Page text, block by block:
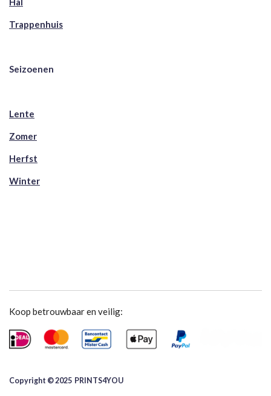
Trappenhuis
Seizoenen
Lente
Zomer
Herfst
Winter
Koop betrouwbaar en veilig:
Copyright © 2025 ​PRINTS4YOU